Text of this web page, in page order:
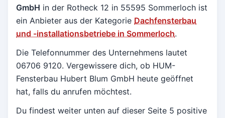
GmbH in der Rotheck 12 in 55595 Sommerloch ist
ein Anbieter aus der Kategorie Dachfensterbau
und -installationsbetriebe in Sommerloch.
Die Telefonnummer des Unternehmens lautet
06706 9120. Vergewissere dich, ob HUM-
Fensterbau Hubert Blum GmbH heute geöffnet
hat, falls du anrufen möchtest.
Du findest weiter unten auf dieser Seite 5 positive